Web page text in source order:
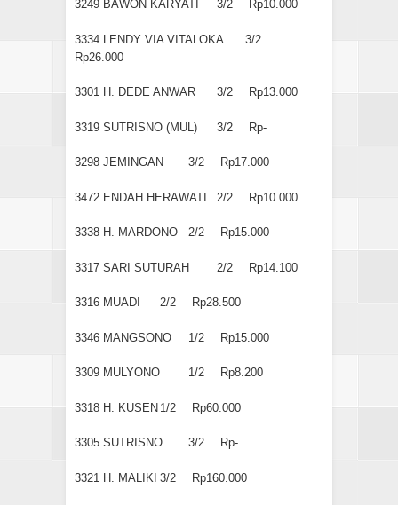
3249 BAWON KARYATI 3/2 Rp10.000
3334 LENDY VIA VITALOKA
3/2
Rp26.000
3301 H. DEDE ANWAR 3/2 Rp13.000
3319 SUTRISNO (MUL) 3/2 Rp-
3298 JEMINGAN 3/2 Rp17.000
3472 ENDAH HERAWATI 2/2 Rp10.000
3338 H. MARDONO 2/2 Rp15.000
3317 SARI SUTURAH 2/2 Rp14.100
3316 MUADI 2/2 Rp28.500
3346 MANGSONO 1/2 Rp15.000
3309 MULYONO 1/2 Rp8.200
3318 H. KUSEN 1/2 Rp60.000
3305 SUTRISNO 3/2 Rp-
3321 H. MALIKI 3/2 Rp160.000